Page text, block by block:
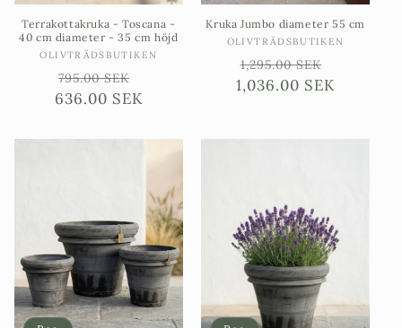
Terrakottakruka - Toscana -
40 cm diameter - 35 cm höjd
Säljare:
OLIVTRÄDSBUTIKEN
Ordinarie
pris
795.00 SEK
Försäljningspris
636.00 SEK
Kruka Jumbo diameter 55 cm
Säljare:
OLIVTRÄDSBUTIKEN
Ordinarie
pris
1,295.00 SEK
1,036.00 SEK